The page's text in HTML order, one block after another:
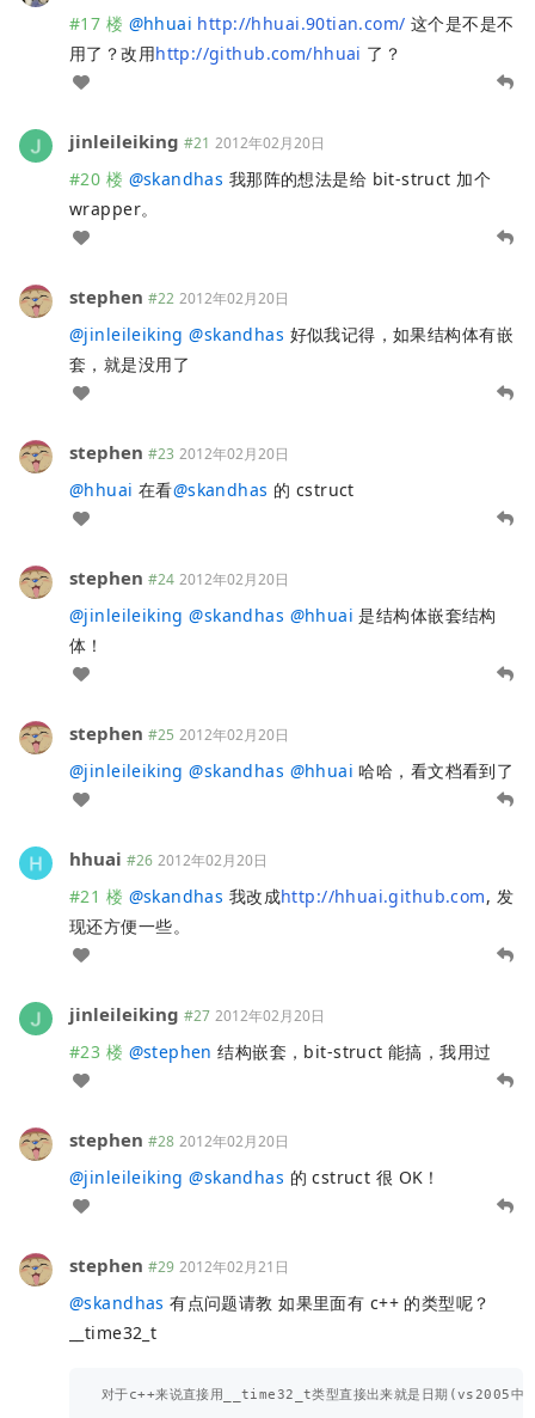
#17 楼 @hhuai http://hhuai.90tian.com/ 这个是不是不
用了？改用http://github.com/hhuai 了？
jinleileiking #21 2012年02月20日
#20 楼 @skandhas 我那阵的想法是给 bit-struct 加个
wrapper。
stephen #22 2012年02月20日
@jinleileiking @skandhas 好似我记得，如果结构体有嵌
套，就是没用了
stephen #23 2012年02月20日
@hhuai 在看@skandhas 的 cstruct
stephen #24 2012年02月20日
@jinleileiking @skandhas @hhuai 是结构体嵌套结构
体！
stephen #25 2012年02月20日
@jinleileiking @skandhas @hhuai 哈哈，看文档看到了
hhuai #26 2012年02月20日
#21 楼 @skandhas 我改成http://hhuai.github.com, 发
现还方便一些。
jinleileiking #27 2012年02月20日
#23 楼 @stephen 结构嵌套，bit-struct 能搞，我用过
stephen #28 2012年02月20日
@jinleileiking @skandhas 的 cstruct 很 OK！
stephen #29 2012年02月21日
@skandhas 有点问题请教 如果里面有 c++ 的类型呢？
__time32_t